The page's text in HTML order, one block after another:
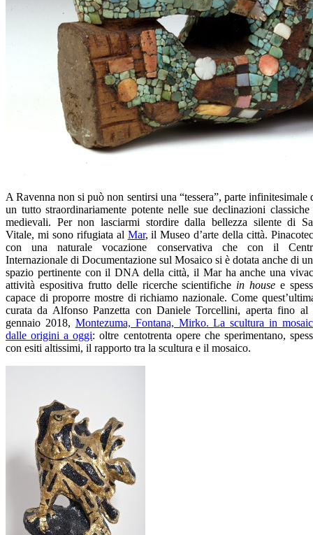
A Ravenna non si può non sentirsi una “tessera”, parte infinitesimale
un tutto straordinariamente potente nelle sue declinazioni classiche
medievali. Per non lasciarmi stordire dalla bellezza silente di
Vitale, mi sono rifugiata al Mar, il Museo d’arte della città.
con una naturale vocazione conservativa che con il
Internazionale di Documentazione sul Mosaico si è dotata anche di
spazio pertinente con il DNA della città, il Mar ha anche una
attività espositiva frutto delle ricerche scientifiche in house e
capace di proporre mostre di richiamo nazionale. Come
curata da Alfonso Panzetta con Daniele Torcellini, aperta fino al
gennaio 2018, Montezuma, Fontana, Mirko. La scultura in
dalle origini a oggi: oltre centotrenta opere che sperimentano,
con esiti altissimi, il rapporto tra la scultura e il mosaico.